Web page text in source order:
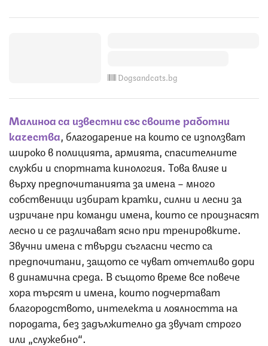
Dogsandcats.bg
Малиноа са известни със своите работни
качества , благодарение на които се използват
широко в полицията, армията, спасителните
служби и спортната кинология. Това влияе и
върху предпочитанията за имена – много
собственици избират кратки, силни и лесни за
изричане при команди имена, които се произнасят
лесно и се различават ясно при тренировките.
Звучни имена с твърди съгласни често са
предпочитани, защото се чуват отчетливо дори
в динамична среда. В същото време все повече
хора търсят и имена, които подчертават
благородството, интелекта и лоялността на
породата, без задължително да звучат строго
или „служебно“.